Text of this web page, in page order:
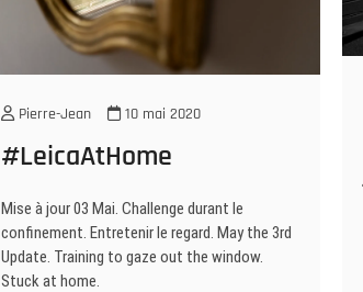
Pierre-Jean 10 mai 2020
#LeicaAtHome
Mise à jour 03 Mai. Challenge durant le
confinement. Entretenir le regard. May the 3rd
Update. Training to gaze out the window.
Stuck at home.